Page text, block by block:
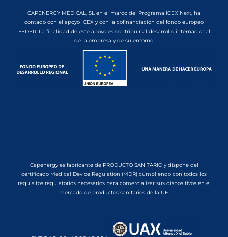
CAPENERGY MEDICAL, SL en el marco del Programa ICEX Next, ha
contado con el apoyo ICEX y con la cofinanciación del fondo europeo
FEDER. La finalidad de este apoyo es contribuir al desarrollo internacional
de la empresa y de su entorno.
Capenergy es fabricante de PRODUCTO SANITARIO y dispone del
certificado Medical Device Regulation (MDR) cumpliendo con todos los
requisitos regulatorios necesarios para comercializar sus dispositivos en el
mercado de productos sanitarios de la UE.